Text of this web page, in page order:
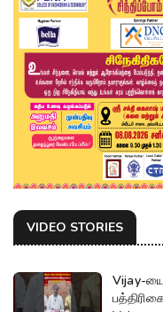
VIDEO STORIES
Vijay-